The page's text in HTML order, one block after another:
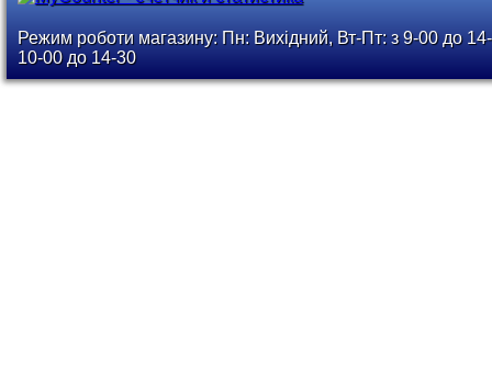
Режим роботи магазину: Пн: Вихідний, Вт-Пт: з 9-00 до
10-00 до 14-30